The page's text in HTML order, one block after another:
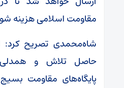
مقاومت اسلامی هزینه
شاه‌محمدی تصریح کرد:
حاصل تلاش و همدلی
پایگاه‌های مقاومت